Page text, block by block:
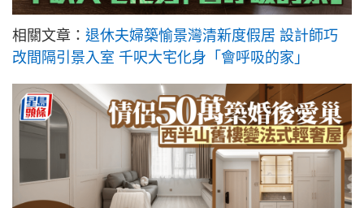
相關文章： 退休夫婦築愉景灣清新度假居 設計師巧
改間隔引景入室 千呎大宅化身「會呼吸的家」